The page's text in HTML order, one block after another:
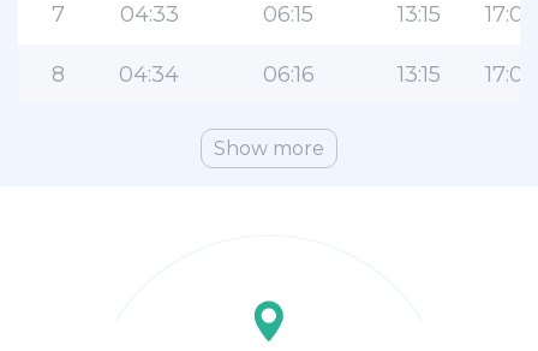
7 04:33 06:15 13:15 17:03
8 04:34 06:16 13:15 17:03
Show more